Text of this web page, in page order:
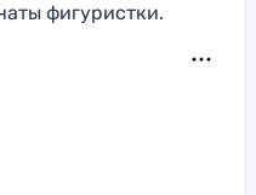
фигуристки.